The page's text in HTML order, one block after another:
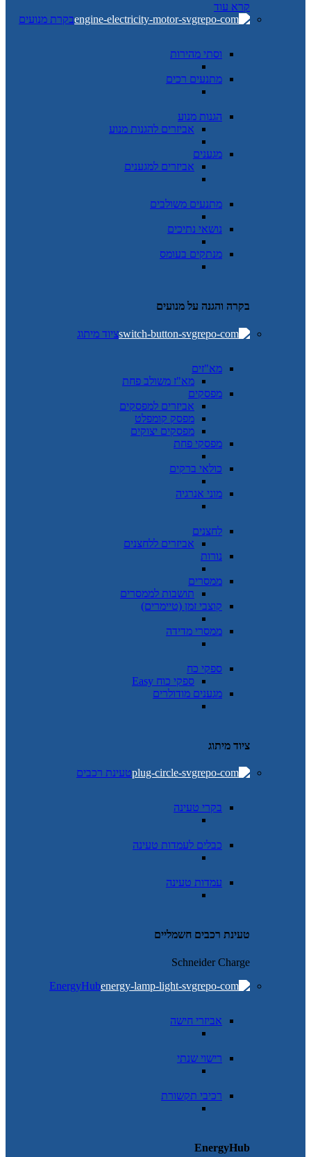
קרא עוד
בקרת מנועים
וסתי מהירות
מתנעים רכים
הגנות מנוע
אביזרים להגנות מנוע
מגענים
אביזרים למגענים
מתנעים משולבים
נושאי נתיכים
מנתקים בעומס
בקרה והגנה על מנועים
ציוד מיתוג
מא"זים
מא"ז משולב פחת
מפסקים
אביזרים למפסקים
מפסק קומפלט
מפסקים יצוקים
מפסקי פחת
כולאי ברקים
מוני אנרגיה
לחצנים
אביזרים ללחצנים
נורות
ממסרים
תושבות לממסרים
קוצבי זמן (טיימרים)
ממסרי מדידה
ספקי כח
ספקי כוח Easy
מגענים מודולרים
ציוד מיתוג
טעינת רכבים
בקרי טעינה
כבלים לעמדות טעינה
עמדות טעינה
טעינת רכבים חשמליים
Schneider Charge
EnergyHub
אביזרי חישה
רישוי שנתי
רכיבי תקשורת
EnergyHub